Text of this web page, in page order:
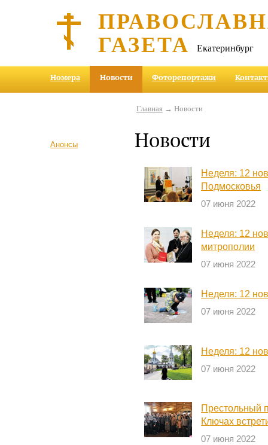
ГАЗЕТА Екатеринбург
Номера Новости Фоторепортажи
Анонсы
Главная→ Новости
Новости
Неделя: 12
Подмосковья
07 июня 2022
Неделя: 12
митрополии
07 июня 2022
Неделя: 12
07 июня 2022
Неделя: 12
07 июня 2022
Престольный
Ключах
07 июня 2022